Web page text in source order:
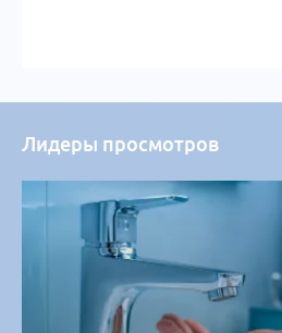
Лидеры просмотров